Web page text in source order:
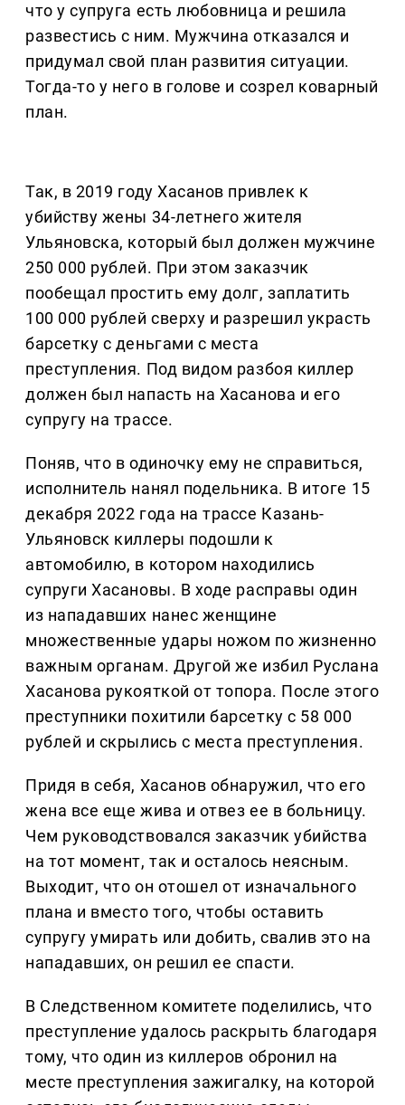
что у супруга есть любовница и решила
развестись с ним. Мужчина отказался и
придумал свой план развития ситуации.
Тогда-то у него в голове и созрел коварный
план.
Так, в 2019 году Хасанов привлек к
убийству жены 34-летнего жителя
Ульяновска, который был должен мужчине
250 000 рублей. При этом заказчик
пообещал простить ему долг, заплатить
100 000 рублей сверху и разрешил украсть
барсетку с деньгами с места
преступления. Под видом разбоя киллер
должен был напасть на Хасанова и его
супругу на трассе.
Поняв, что в одиночку ему не справиться,
исполнитель нанял подельника. В итоге 15
декабря 2022 года на трассе Казань-
Ульяновск киллеры подошли к
автомобилю, в котором находились
супруги Хасановы. В ходе расправы один
из нападавших нанес женщине
множественные удары ножом по жизненно
важным органам. Другой же избил Руслана
Хасанова рукояткой от топора. После этого
преступники похитили барсетку с 58 000
рублей и скрылись с места преступления.
Придя в себя, Хасанов обнаружил, что его
жена все еще жива и отвез ее в больницу.
Чем руководствовался заказчик убийства
на тот момент, так и осталось неясным.
Выходит, что он отошел от изначального
плана и вместо того, чтобы оставить
супругу умирать или добить, свалив это на
нападавших, он решил ее спасти.
В Следственном комитете поделились, что
преступление удалось раскрыть благодаря
тому, что один из киллеров обронил на
месте преступления зажигалку, на которой